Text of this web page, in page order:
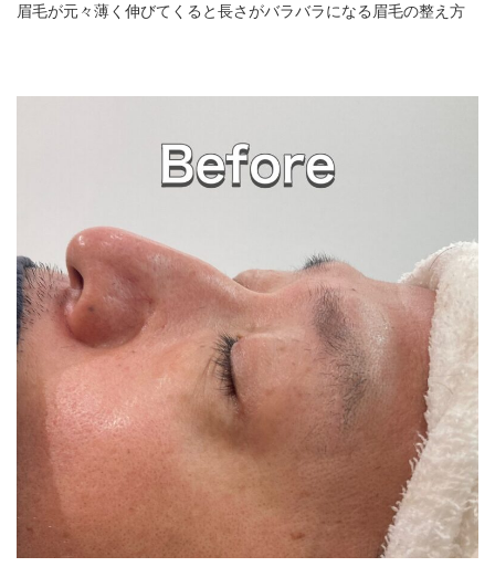
眉毛が元々薄く伸びてくると長さがバラバラになる眉毛の整え方